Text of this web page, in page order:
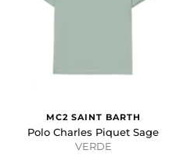
MC2 SAINT BARTH
Polo Charles Piquet Sage
VERDE